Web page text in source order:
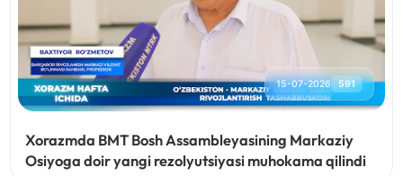
15-07-2026 591
Xorazmda BMT Bosh Assambleyasining Markaziy
Osiyoga doir yangi rezolyutsiyasi muhokama qilindi